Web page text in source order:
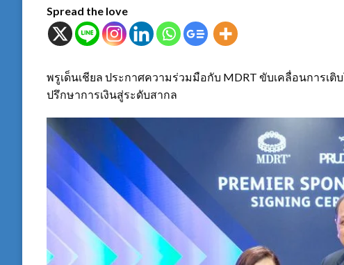
Spread the love
พรูเด็นเชียล ประกาศความร่วมมือกับ MDRT ขับเคลื่อนการเ
ปรึกษาการเงินสู่ระดับสากล